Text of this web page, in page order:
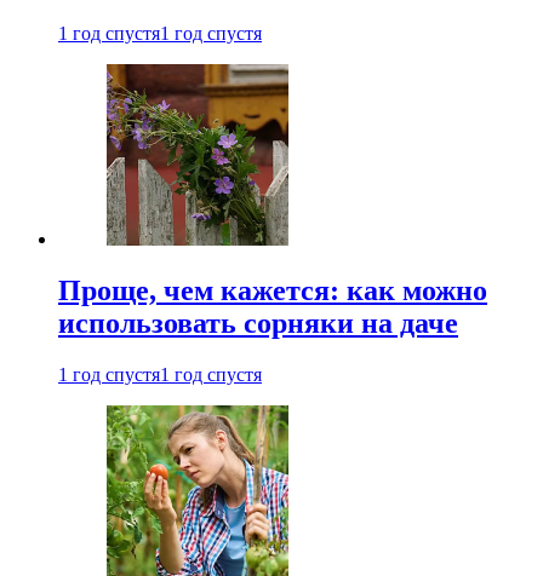
1 год спустя1 год спустя
Проще, чем кажется: как можно
использовать сорняки на даче
1 год спустя1 год спустя